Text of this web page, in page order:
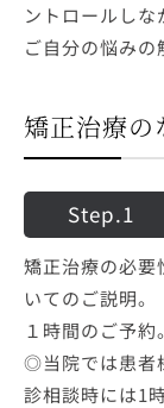
ントロールし
ご自分の悩みの
矯正治療の
Step.1
矯正治療の必要
いてのご説明。
１時間のご予約。
◎当院では患者
診相談時には1